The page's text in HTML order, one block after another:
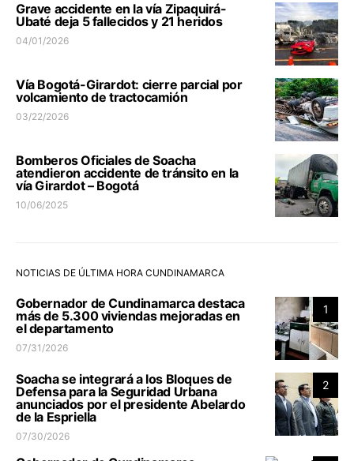
Grave accidente en la vía Zipaquirá-
Ubaté deja 5 fallecidos y 21 heridos
04/01/2026
Vía Bogotá-Girardot: cierre parcial por
volcamiento de tractocamión
03/22/2026
Bomberos Oficiales de Soacha
atendieron accidente de tránsito en la
vía Girardot – Bogotá
10/06/2025
NOTICIAS DE ÚLTIMA HORA CUNDINAMARCA
1
Gobernador de Cundinamarca destaca
más de 5.300 viviendas mejoradas en
el departamento
07/31/2026
2
Soacha se integrará a los Bloques de
Defensa para la Seguridad Urbana
anunciados por el presidente Abelardo
de la Espriella
07/30/2026